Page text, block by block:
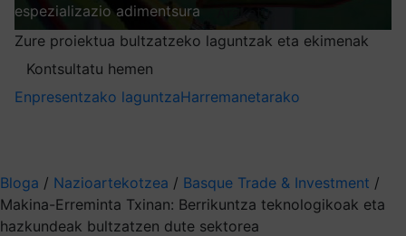
espezializazio adimentsura
Zure proiektua bultzatzeko laguntzak eta ekimenak
Kontsultatu hemen
Enpresentzako laguntzaHarremanetarako
Bloga / Nazioartekotzea / Basque Trade & Investment /
Makina-Erreminta Txinan: Berrikuntza teknologikoak eta
hazkundeak bultzatzen dute sektorea